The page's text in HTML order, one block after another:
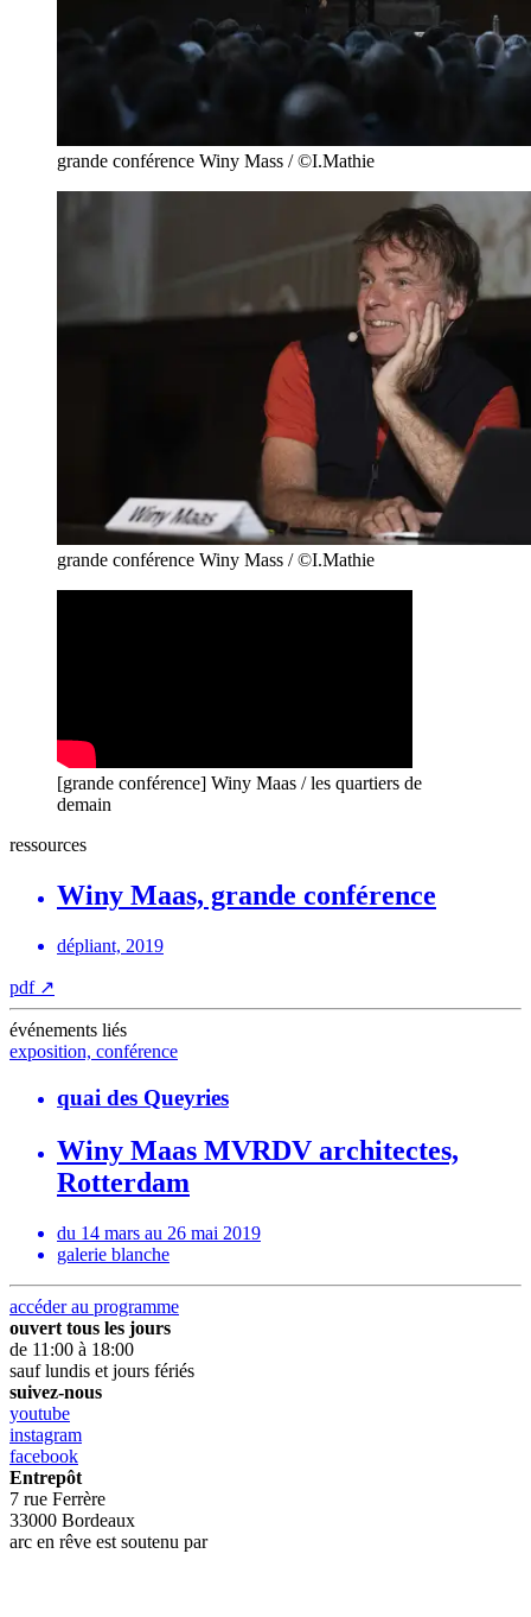
grande conférence Winy Mass / ©I.Mathie
grande conférence Winy Mass / ©I.Mathie
[grande conférence] Winy Maas / les quartiers de
demain
ressources
Winy Maas, grande conférence
dépliant, 2019
pdf ↗
événements liés
exposition, conférence
quai des Queyries
Winy Maas MVRDV architectes,
Rotterdam
du 14 mars au 26 mai 2019
galerie blanche
accéder au programme
ouvert tous les jours
de 11:00 à 18:00
sauf lundis et jours fériés
suivez-nous
youtube
instagram
facebook
Entrepôt
7 rue Ferrère
33000 Bordeaux
arc en rêve est soutenu par